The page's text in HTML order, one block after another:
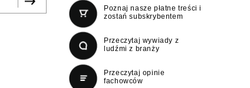
Poznaj nasze płatne treści i
zostań subskrybentem
Przeczytaj wywiady z
ludźmi z branży
Przeczytaj opinie
fachowców